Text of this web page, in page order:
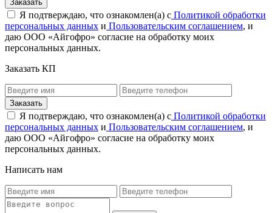
Я подтверждаю, что ознакомлен(а) с Политикой обработки
персональных данных и Пользовательским соглашением, и
даю ООО «Айгофро» согласие на обработку моих
персональных данных.
Заказать КП
Я подтверждаю, что ознакомлен(а) с Политикой обработки
персональных данных и Пользовательским соглашением, и
даю ООО «Айгофро» согласие на обработку моих
персональных данных.
Написать нам